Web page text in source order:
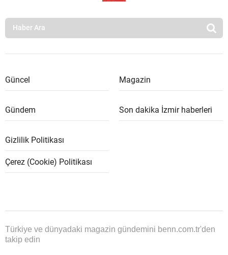
Güncel Magazin
Gündem Son dakika İzmir haberleri
Gizlilik Politikası
Çerez (Cookie) Politikası
Türkiye ve dünyadaki magazin gündemini benn.com.tr'den
takip edin